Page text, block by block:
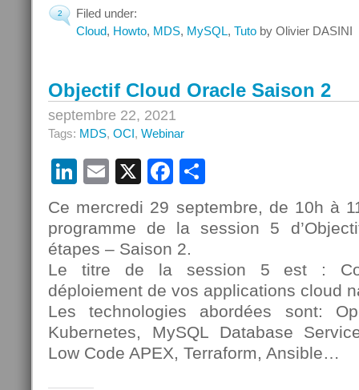
2
Filed under:
Cloud, Howto, MDS, MySQL, Tuto by Olivier DASINI
Objectif Cloud Oracle Saison 2
septembre 22, 2021
Tags: MDS, OCI, Webinar
LinkedIn
Email
X Facebook
Ce mercredi 29 septembre, de 10h à
programme de la session 5
étapes – Saison 2.
Le titre de la session 5 est :
déploiement de vos applications cloud
Les technologies abordées sont:
Kubernetes, MySQL Database
Low Code APEX, Terraform, Ansible…